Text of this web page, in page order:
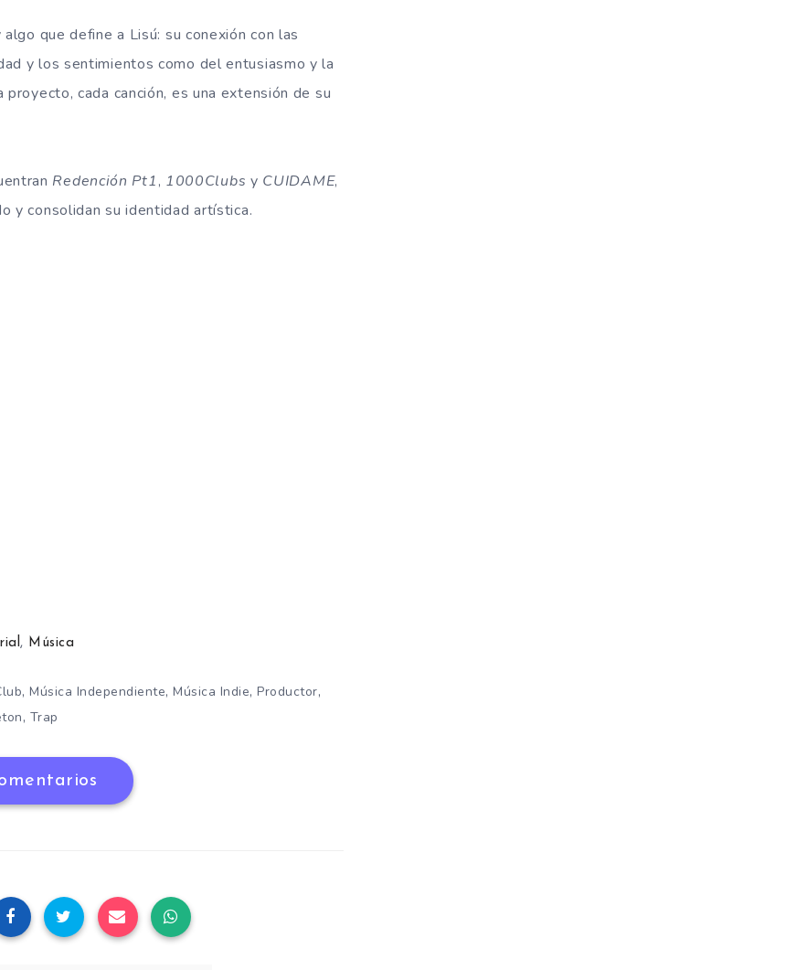
que define a Lisú: su conexión con las
y los sentimientos como del entusiasmo y la
cada canción, es una extensión de su
Redención Pt1, 1000Clubs y CUIDAME,
y consolidan su identidad artística.
, Música
, Música Independiente, Música Indie, Productor,
, Trap